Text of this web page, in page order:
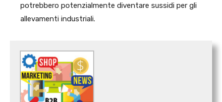
potrebbero potenzialmente diventare sussidi per gli
allevamenti industriali.